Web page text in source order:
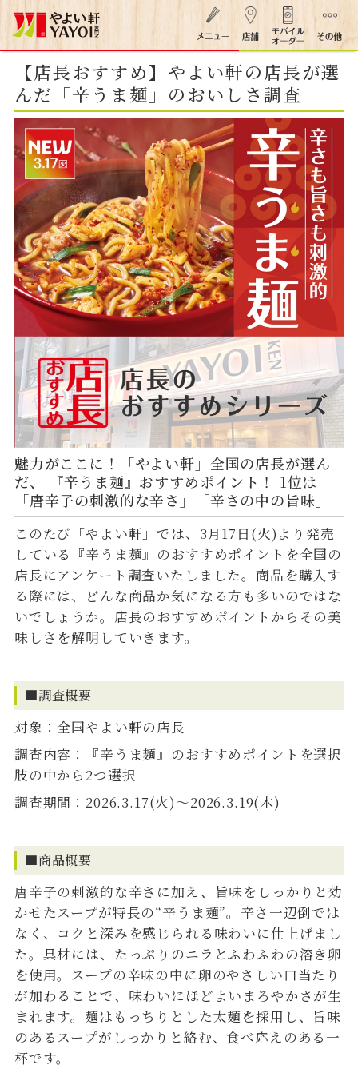
【店長おすすめ】やよい軒の店長が選
んだ「辛うま麺」のおいしさ調査
魅力がここに！「やよい軒」全国の店長が選ん
だ、 『辛うま麺』おすすめポイント！ 1位は
「唐辛子の刺激的な辛さ」「辛さの中の旨味」
このたび「やよい軒」では、3月17日(火)より発売
している『辛うま麺』のおすすめポイントを全国の
店長にアンケート調査いたしました。商品を購入す
る際には、どんな商品か気になる方も多いのではな
いでしょうか。店長のおすすめポイントからその美
味しさを解明していきます。
■調査概要
対象：全国やよい軒の店長
調査内容：『辛うま麺』のおすすめポイントを選択
肢の中から2つ選択
調査期間：2026.3.17(火)～2026.3.19(木)
■商品概要
唐辛子の刺激的な辛さに加え、旨味をしっかりと効
かせたスープが特長の“辛うま麺”。辛さ一辺倒では
なく、コクと深みを感じられる味わいに仕上げまし
た。具材には、たっぷりのニラとふわふわの溶き卵
を使用。スープの辛味の中に卵のやさしい口当たり
が加わることで、味わいにほどよいまろやかさが生
まれます。麺はもっちりとした太麺を採用し、旨味
のあるスープがしっかりと絡む、食べ応えのある一
杯です。